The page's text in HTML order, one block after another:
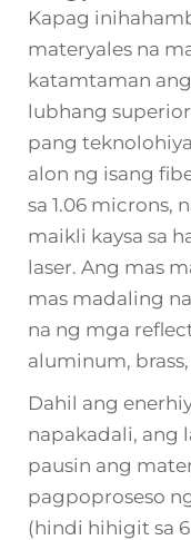
Kapag
materyales na
katamtaman
lubhang
pang
alon ng isang
sa 1.06 microns,
maikli kaysa sa
laser. Ang mas
mas madaling
na ng mga
aluminum,
Dahil ang
napakadali, ang
pausin ang
pagpoproseso
(hindi hihigit sa